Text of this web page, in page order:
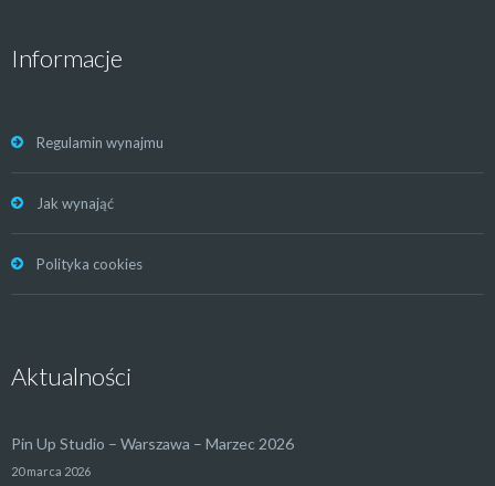
Informacje
Regulamin wynajmu
Jak wynająć
Polityka cookies
Aktualności
Pin Up Studio – Warszawa – Marzec 2026
20 marca 2026